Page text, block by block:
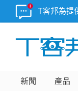
T客邦為提
新聞 產品